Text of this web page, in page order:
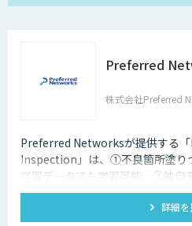
Preferred
株式会社Preferred
Preferred Networksが提供する
Inspection」は、①不良箇所塗り
学習データでも学習可能、③独自
知を改善を特徴とするAI外観検査
詳細を